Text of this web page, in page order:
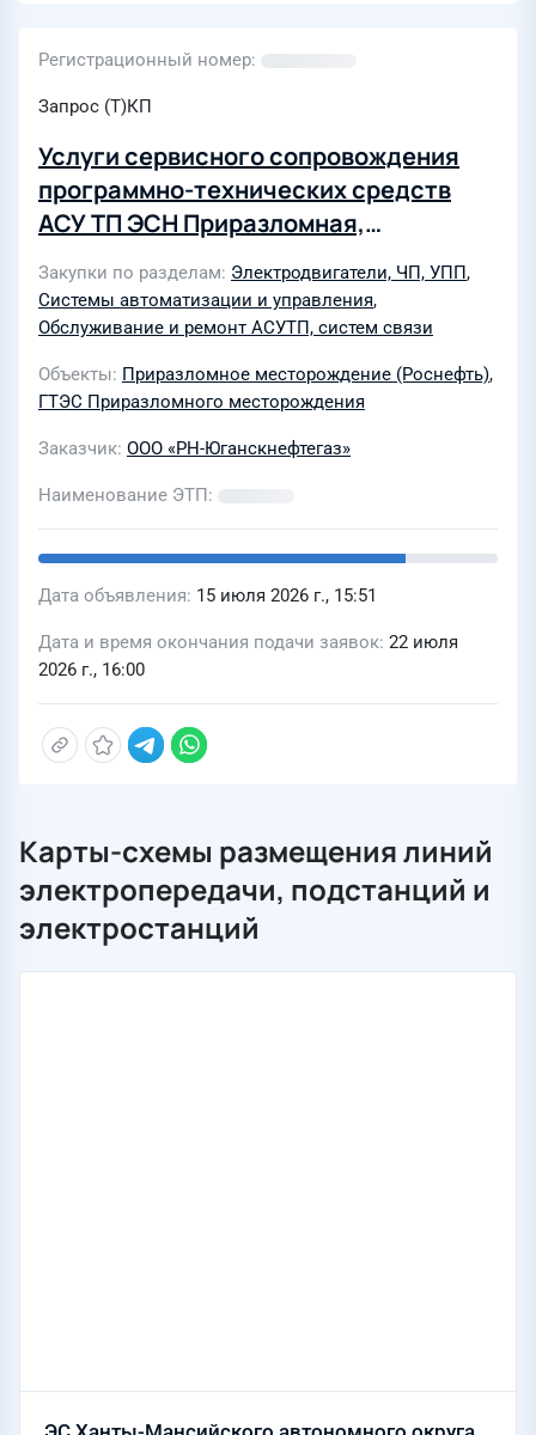
Регистрационный номер
Запрос (Т)КП
Услуги сервисного сопровождения
программно-технических средств
АСУ ТП ЭСН Приразломная,
"Данфосс"
Закупки по разделам Электродвигатели, ЧП, УПП,
Системы автоматизации и управления,
Обслуживание и ремонт АСУТП, систем связи
Объекты Приразломное месторождение (Роснефть),
ГТЭС Приразломного месторождения
Заказчик ООО «РН-Юганскнефтегаз»
Наименование ЭТП
Дата объявления 15 июля 2026 г., 15:51
Дата и время окончания подачи заявок 22 июля
2026 г., 16:00
Карты-схемы размещения линий
электропередачи, подстанций и
электростанций